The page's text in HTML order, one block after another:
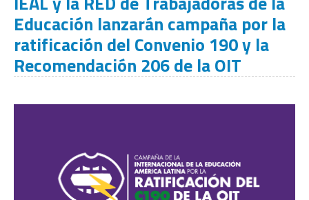
Educación lanzarán campaña por la
ratificación del Convenio 190 y la
Recomendación 206 de la OIT